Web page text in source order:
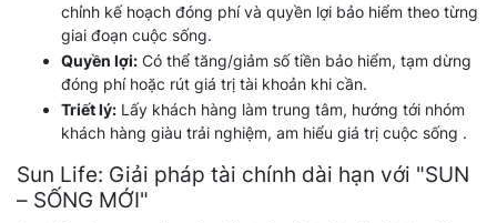
chỉnh kế hoạch đóng phí và quyền lợi bảo hiểm theo từng
giai đoạn cuộc sống.
Quyền lợi: Có thể tăng/giảm số tiền bảo hiểm, tạm dừng
đóng phí hoặc rút giá trị tài khoản khi cần.
Triết lý: Lấy khách hàng làm trung tâm, hướng tới nhóm
khách hàng giàu trải nghiệm, am hiểu giá trị cuộc sống .
Sun Life: Giải pháp tài chính dài hạn với "SUN
– SỐNG MỚI"